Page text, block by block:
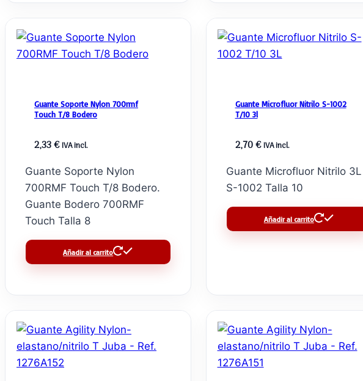
Guante Soporte Nylon 700rmf
Touch T/8 Bodero
2,33€ IVA incl.
Guante Soporte Nylon
700RMF Touch T/8 Bodero.
Guante Bodero 700RMF
Touch Talla 8
Añadir al carrito
Guante Microfluor Nitrilo S-1002
T/10 3l
2,70€ IVA incl.
Guante Microfluor Nitrilo 3L
S-1002 Talla 10
Añadir al carrito